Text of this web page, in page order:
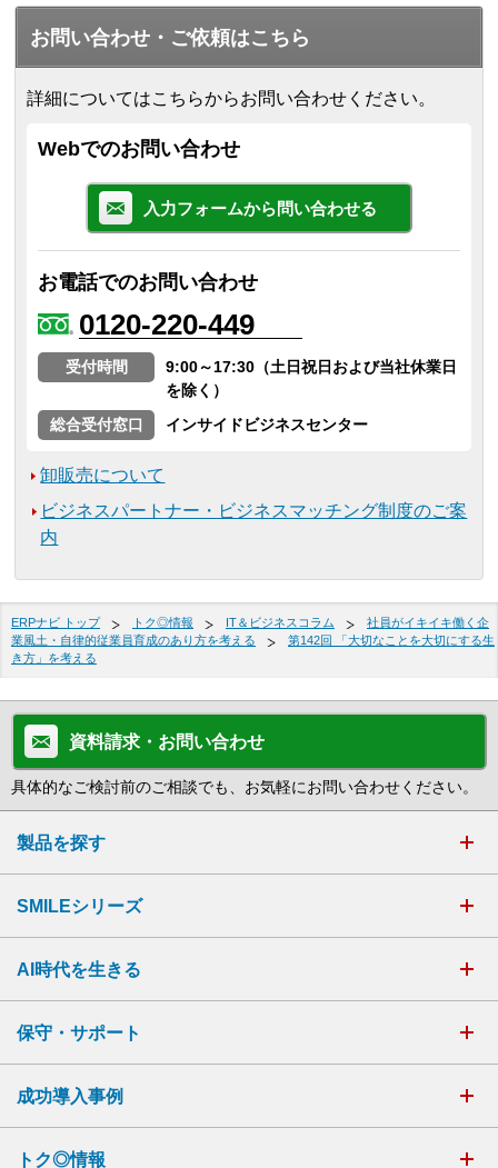
お問い合わせ・ご依頼はこちら
詳細についてはこちらからお問い合わせください。
Webでのお問い合わせ
入力フォームから問い合わせる
お電話でのお問い合わせ
0120-220-449
受付時間
9:00～17:30（土日祝日および当社休業日
を除く）
総合受付窓口
インサイドビジネスセンター
卸販売について
ビジネスパートナー・ビジネスマッチング制度のご案
内
ERPナビ トップ トク◎情報 IT＆ビジネスコラム
社員がイキイキ働く企
業風土・自律的従業員育成のあり方を考える
第142回 「大切なことを大切にする生
き方」を考える
資料請求・お問い合わせ
具体的なご検討前のご相談でも、お気軽にお問い合わせください。
製品を探す
SMILEシリーズ
AI時代を生きる
保守・サポート
成功導入事例
トク◎情報